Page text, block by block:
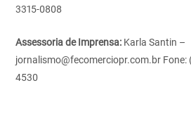
3315-0808
Assessoria de Imprensa: Karla Santin –
jornalismo@fecomerciopr.com.br Fone:
4530